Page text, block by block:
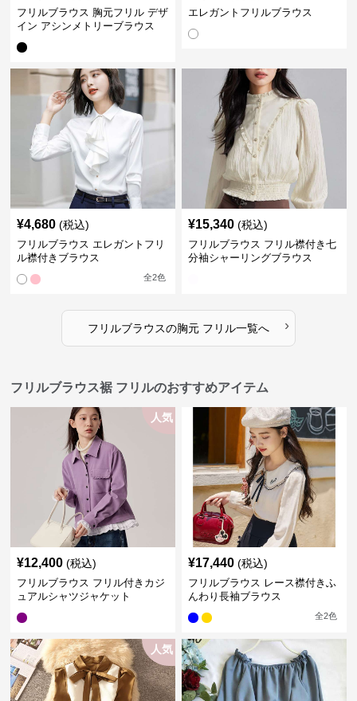
フリルブラウス 胸元フリル デザ
イン アシンメトリーブラウス
エレガントフリルブラウス
¥4,680 (税込)
フリルブラウス エレガントフリ
ル襟付きブラウス
全2色
¥15,340 (税込)
フリルブラウス フリル襟付き七
分袖シャーリングブラウス
フリルブラウスの胸元 フリル一覧へ ›
フリルブラウス裾 フリルのおすすめアイテム
人気
¥12,400 (税込)
フリルブラウス フリル付きカジ
ュアルシャツジャケット
¥17,440 (税込)
フリルブラウス レース襟付きふ
んわり長袖ブラウス
全2色
人気